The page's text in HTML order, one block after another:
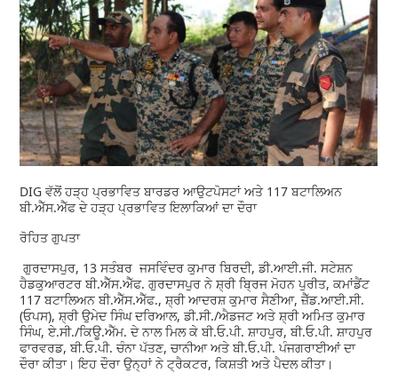
DIG ਵੱਲੋਂ ਹੜ੍ਹ ਪ੍ਰਭਾਵਿਤ ਬਾਰਡਰ ਆਉਟਪੋਸਟਾਂ ਅਤੇ 117 ਬਟਾਲਿਅਨ
ਬੀ.ਐੱਸ.ਐੱਫ ਦੇ ਹੜ੍ਹ ਪ੍ਰਭਾਵਿਤ ਇਲਾਕਿਆਂ ਦਾ ਦੌਰਾ
ਰੋਹਿਤ ਗੁਪਤਾ
ਗੁਰਦਾਸਪੁਰ, 13 ਸਤੰਬਰ ਜਸਵਿੰਦਰ ਕੁਮਾਰ ਬਿਰਦੀ, ਡੀ.ਆਈ.ਜੀ. ਸਟੇਸ਼ਨ
ਹੈਡਕੁਆਰਟਰ ਬੀ.ਐੱਸ.ਐੱਫ. ਗੁਰਦਾਸਪੁਰ ਨੇ ਸ਼੍ਰੀ ਬ੍ਰਿਜ ਮੋਹਨ ਪੁਰੀਤ, ਕਮਾਂਡੈਂਟ
117 ਬਟਾਲਿਅਨ ਬੀ.ਐੱਸ.ਐੱਫ., ਸ਼੍ਰੀ ਆਦਰਸ਼ ਕੁਮਾਰ ਸੈਣੀਆ, ਜ਼ੈੱਡ.ਆਈ.ਸੀ.
(ਓਪਸ), ਸ਼੍ਰੀ ਉਮੇਦ ਸਿੰਘ ਦਰਿਆਲ, ਡੀ.ਸੀ./ਐਡਜਟ ਅਤੇ ਸ਼੍ਰੀ ਅਮਿਤ ਕੁਮਾਰ
ਸਿੰਘ, ਏ.ਸੀ./ਕਿਊ.ਐੱਮ. ਦੇ ਨਾਲ ਮਿਲ ਕੇ ਬੀ.ਓ.ਪੀ. ਸ਼ਾਹਪੁਰ, ਬੀ.ਓ.ਪੀ. ਸ਼ਾਹਪੁਰ
ਫਾਰਵਰਡ, ਬੀ.ਓ.ਪੀ. ਚੰਨਾ ਪੱਤਣ, ਚਾਨੀਆ ਅਤੇ ਬੀ.ਓ.ਪੀ. ਪੰਜਗਰਾਈਆਂ ਦਾ
ਦੌਰਾ ਕੀਤਾ। ਇਹ ਦੌਰਾ ਉਨ੍ਹਾਂ ਨੇ ਟ੍ਰੈਕਟਰ, ਕਿਸ਼ਤੀ ਅਤੇ ਪੈਦਲ ਕੀਤਾ।